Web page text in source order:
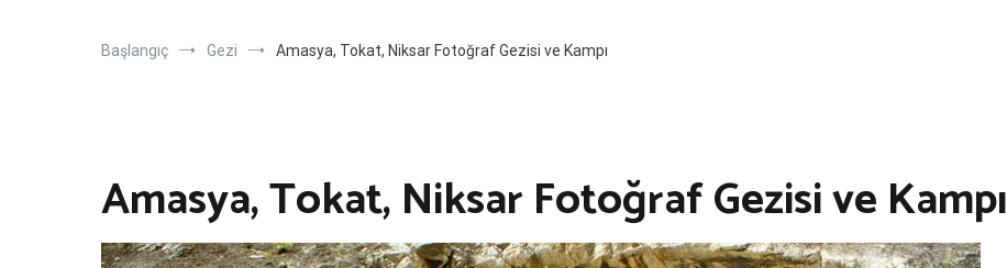
Başlangıç Gezi Amasya, Tokat, Niksar Fotoğraf Gezisi ve Kampı
Amasya, Tokat, Niksar Fotoğraf Gezisi ve Kampı